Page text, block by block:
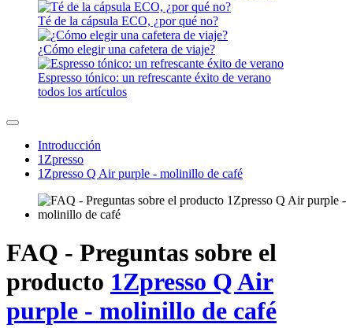
Té de la cápsula ECO, ¿por qué no?
¿Cómo elegir una cafetera de viaje?
Espresso tónico: un refrescante éxito de verano
todos los artículos
Introducción
1Zpresso
1Zpresso Q Air purple - molinillo de café
FAQ - Preguntas sobre el
producto 1Zpresso Q Air
purple - molinillo de café